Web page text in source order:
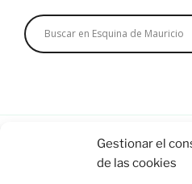
Gestionar el
de las cookies